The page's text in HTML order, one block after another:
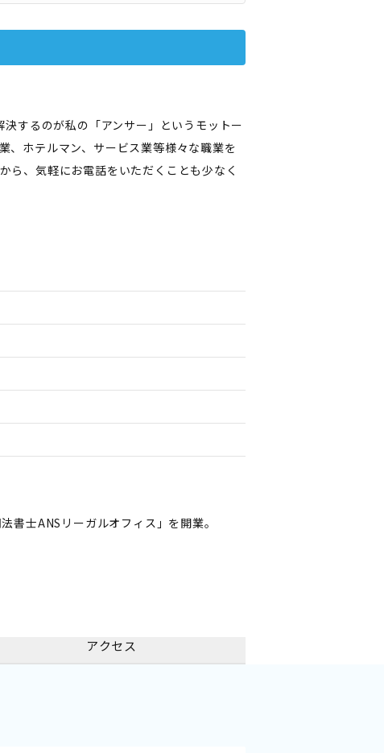
するのが私の「アンサー」というモットー
、ホテルマン、サービス業等様々な職業を
ら、気軽にお電話をいただくことも少なく
書士ANSリーガルオフィス」を開業。
アクセス